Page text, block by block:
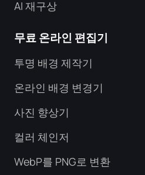
AI 재구상
무료 온라인 편집기
투명 배경 제작기
온라인 배경 변경기
사진 향상기
컬러 체인저
WebP를 PNG로 변환